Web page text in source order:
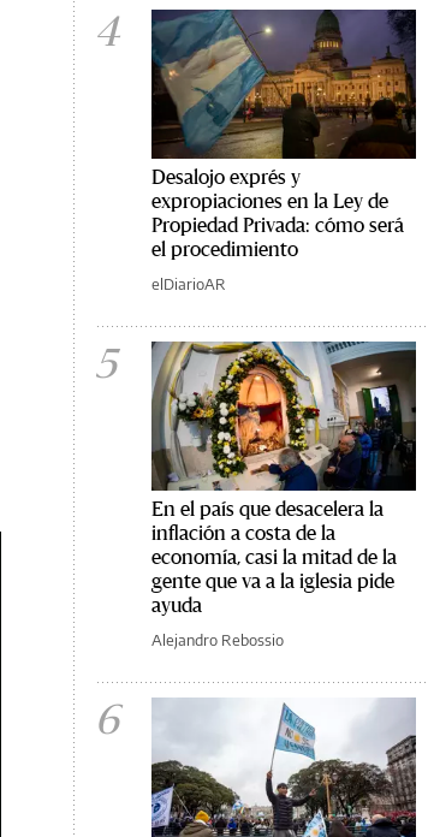
4
Desalojo exprés y
expropiaciones en la Ley de
Propiedad Privada: cómo será
el procedimiento
elDiarioAR
5
En el país que desacelera la
inflación a costa de la
economía, casi la mitad de la
gente que va a la iglesia pide
ayuda
Alejandro Rebossio
6